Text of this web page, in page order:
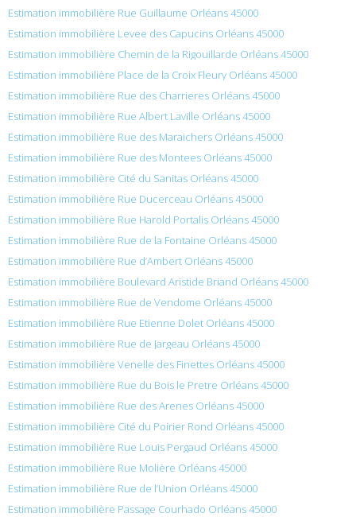
Estimation immobilière Rue Guillaume Orléans 45000
Estimation immobilière Levee des Capucins Orléans 45000
Estimation immobilière Chemin de la Rigouillarde Orléans 45000
Estimation immobilière Place de la Croix Fleury Orléans 45000
Estimation immobilière Rue des Charrieres Orléans 45000
Estimation immobilière Rue Albert Laville Orléans 45000
Estimation immobilière Rue des Maraichers Orléans 45000
Estimation immobilière Rue des Montees Orléans 45000
Estimation immobilière Cité du Sanitas Orléans 45000
Estimation immobilière Rue Ducerceau Orléans 45000
Estimation immobilière Rue Harold Portalis Orléans 45000
Estimation immobilière Rue de la Fontaine Orléans 45000
Estimation immobilière Rue d’Ambert Orléans 45000
Estimation immobilière Boulevard Aristide Briand Orléans 45000
Estimation immobilière Rue de Vendome Orléans 45000
Estimation immobilière Rue Etienne Dolet Orléans 45000
Estimation immobilière Rue de Jargeau Orléans 45000
Estimation immobilière Venelle des Finettes Orléans 45000
Estimation immobilière Rue du Bois le Pretre Orléans 45000
Estimation immobilière Rue des Arenes Orléans 45000
Estimation immobilière Cité du Poirier Rond Orléans 45000
Estimation immobilière Rue Louis Pergaud Orléans 45000
Estimation immobilière Rue Molière Orléans 45000
Estimation immobilière Rue de l’Union Orléans 45000
Estimation immobilière Passage Courhado Orléans 45000